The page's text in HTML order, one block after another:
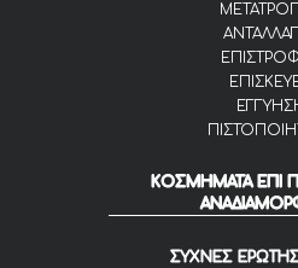
ΚΟΣΜΗΜΑΤΑ ΕΠΙ
ΣΥΧΝΕΣ